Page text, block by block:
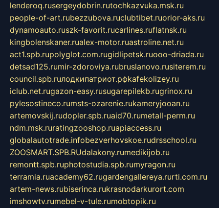
lenderoq.rusergeydobrin.rutochkazvuka.msk.ru
people-of-art.rubezzubova.ruclubtibet.ruorior-aks.ru
dynamoauto.ruszk-favorit.rucarlines.ruflatnsk.ru
kingbolenskaner.rualex-motor.ruastroline.net.ru
act1.spb.rupolyglot.com.rugidlipetsk.ruooo-driada.ru
detsad125.rumir-zdoroviya.rubruslanovo.rusiterem.ru
council.spb.ruлодкипатриот.рфkafekolizey.ru
iclub.net.rugazon-easy.rusugarepilekb.rugrinox.ru
pylesostineco.rumsts-ozarenie.rukameryjooan.ru
artemovskij.rudopler.spb.ruaid70.rumetall-perm.ru
ndm.msk.ruratingzooshop.ruapiaccess.ru
globalautotrade.infobezverhovskoe.rudrsschool.ru
ZOOSMART.SPB.RUdalakony.rumedikijob.ru
remontt.spb.ruphotostudia.spb.rumyragon.ru
terramia.ruacademy62.rugardengallereya.rurti.com.ru
artem-news.rubiserinca.rukrasnodarkurort.com
imshowtv.rumebel-v-tule.rumobtopik.ru